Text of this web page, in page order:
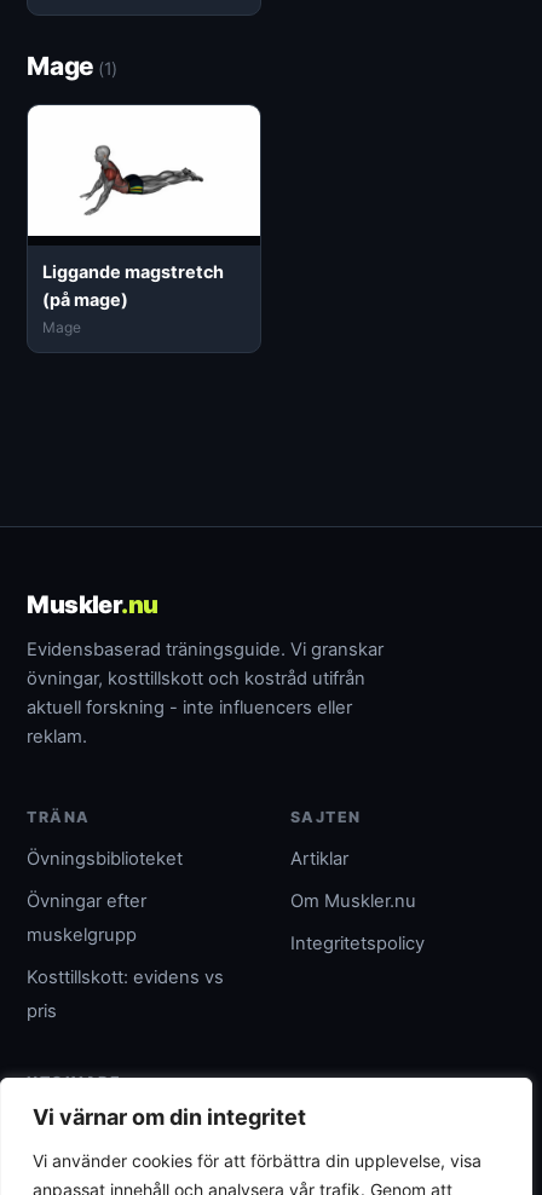
Vi värnar om din integritet
Vi använder cookies för att förbättra din upplevelse, visa
anpassat innehåll och analysera vår trafik. Genom att
Mage (1)
Liggande magstretch
(på mage)
Mage
Muskler.nu
Evidensbaserad träningsguide. Vi granskar
övningar, kosttillskott och kostråd utifrån
aktuell forskning - inte influencers eller
reklam.
TRÄNA
Övningsbiblioteket
Övningar efter
muskelgrupp
Kosttillskott: evidens vs
pris
SAJTEN
Artiklar
Om Muskler.nu
Integritetspolicy
UTGIVARE
Umpteenth Media
Org.nr 559183-3313